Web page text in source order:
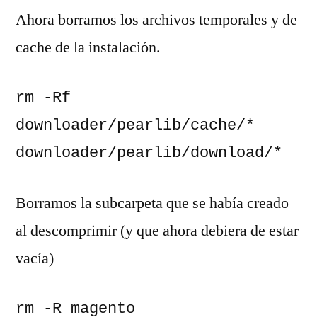
Ahora borramos los archivos temporales y de
cache de la instalación.
rm -Rf
downloader/pearlib/cache/*
downloader/pearlib/download/*
Borramos la subcarpeta que se había creado
al descomprimir (y que ahora debiera de estar
vacía)
rm -R magento